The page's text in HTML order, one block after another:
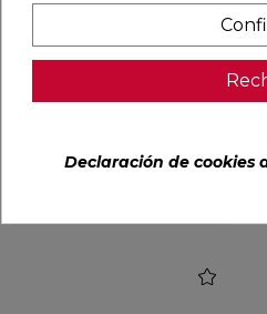
MONOMANDO DE COCINA
VERTICAL CROMO BRILLO
(IVA incl.)
Declaración de cookies